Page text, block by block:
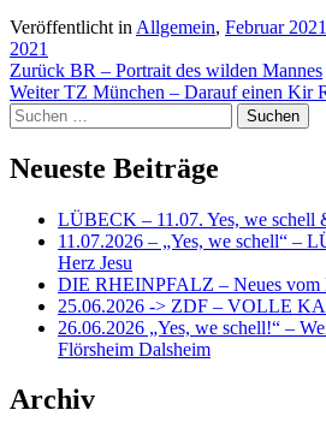
Veröffentlicht in Allgemein, Februar 2021
2021
Beitragsnavigation
Zurück BR – Portrait des wilden Mannes
WeiterTZ München – Darauf einen Kir
Suchen
nach:
Neueste Beiträge
LÜBECK – 11.07. Yes, we schell
11.07.2026 – „Yes, we schell“ –
Herz Jesu
DIE RHEINPFALZ – Neues vom
25.06.2026 -> ZDF – VOLLE
26.06.2026 „Yes, we schell!“ –
Flörsheim Dalsheim
Archiv